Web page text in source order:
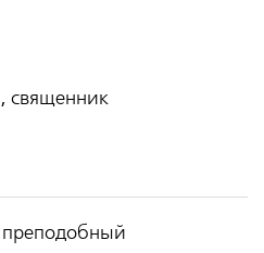
священник